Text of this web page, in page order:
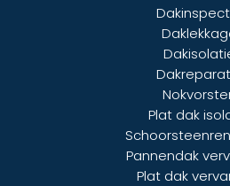
Plat dak
Pannendak
Plat dak